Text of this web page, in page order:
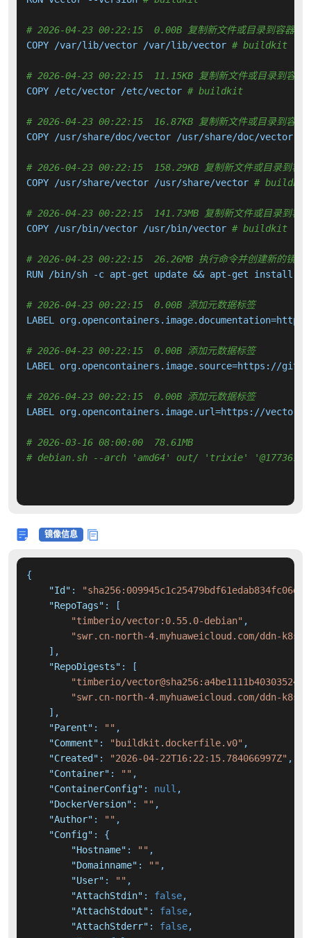
# 2026-04-23 00:22:15  0.00B 复制新文件或目录到容器中
COPY /var/lib/vector /var/lib/vector # buildkit
# 2026-04-23 00:22:15  11.15KB 复制新文件或目录到容器
COPY /etc/vector /etc/vector # buildkit
# 2026-04-23 00:22:15  16.87KB 复制新文件或目录到容器
COPY /usr/share/doc/vector /usr/share/doc/vector
# 2026-04-23 00:22:15  158.29KB 复制新文件或目录到容
COPY /usr/share/vector /usr/share/vector # buildkit
# 2026-04-23 00:22:15  141.73MB 复制新文件或目录到容
COPY /usr/bin/vector /usr/bin/vector # buildkit
# 2026-04-23 00:22:15  26.26MB 执行命令并创建新的镜像
RUN /bin/sh -c apt-get update && apt-get install
# 2026-04-23 00:22:15  0.00B 添加元数据标签
LABEL
# 2026-04-23 00:22:15  0.00B 添加元数据标签
LABEL org.opencontainers.image.source=https://
# 2026-04-23 00:22:15  0.00B 添加元数据标签
LABEL org.opencontainers.image.url=https://
# 2026-03-16 08:00:00  78.61MB
# debian.sh --arch 'amd64' out/ 'trixie'
镜像信息
{
"Id" :
"RepoTags" :
[
"timberio/vector:0.55.0-debian" ,
"swr.cn-north-4.myhuaweicloud.com/ddn-
] ,
"RepoDigests" :
[
"timberio/
"swr.cn-north-4.myhuaweicloud.com/ddn-k8s/
] ,
"Parent" : "" ,
"Comment" : "buildkit.dockerfile.v0" ,
"Created" : "2026-04-22T16:22:15.784066997Z" ,
"Container" : "" ,
"ContainerConfig" : null ,
"DockerVersion" : "" ,
"Author" : "" ,
"Config" :
{
"Hostname" : "" ,
"Domainname" : "" ,
"User" : "" ,
"AttachStdin" : false,
"AttachStdout" : false,
"AttachStderr" : false,